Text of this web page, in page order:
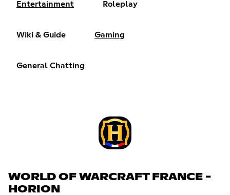
Entertainment Roleplay
Wiki & Guide Gaming
General Chatting
WORLD OF WARCRAFT FRANCE -
HORION